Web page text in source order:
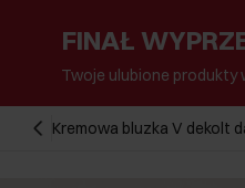
FINAŁ
Twoje ulubione produkty
Kremowa bluzka V dekolt